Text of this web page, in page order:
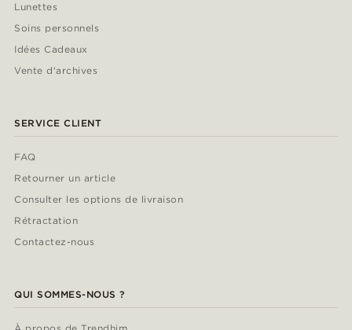
Lunettes
Soins personnels
Idées Cadeaux
Vente d'archives
SERVICE CLIENT
FAQ
Retourner un article
Consulter les options de livraison
Rétractation
Contactez-nous
QUI SOMMES-NOUS ?